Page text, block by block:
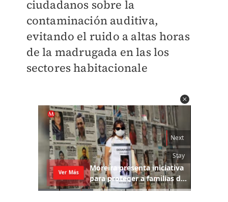
ciudadanos sobre la
contaminación auditiva,
evitando el ruido a altas horas
de la madrugada en las los
sectores habitacionale